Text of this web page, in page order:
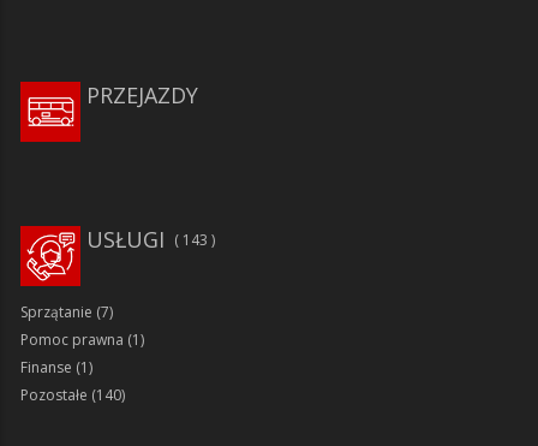
PRZEJAZDY
143
USŁUGI
Sprzątanie (7)
Pomoc prawna (1)
Finanse (1)
Pozostałe (140)